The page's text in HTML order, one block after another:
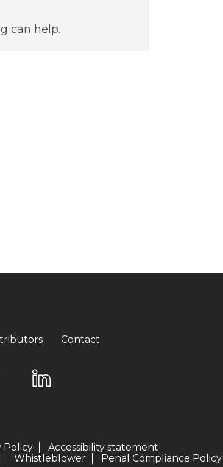
can help.
Contact
Policy
Accessibility statement
Whistleblower
Penal Compliance Policy